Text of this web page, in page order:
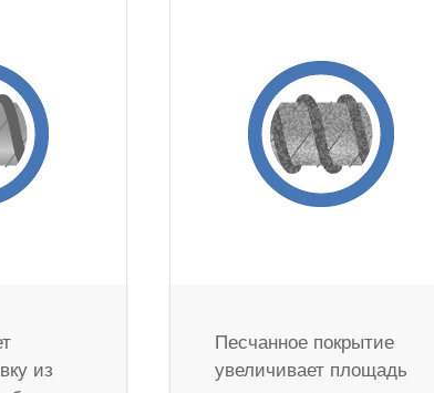
из
Песчанное покрытие
увеличивает площадь